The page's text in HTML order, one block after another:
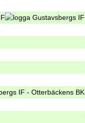
IF - Otterbäckens BK